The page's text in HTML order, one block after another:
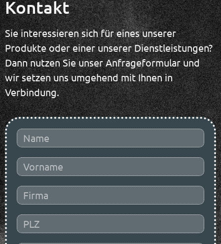
Kontakt
Sie interessieren sich für eines unserer
Produkte oder einer unserer Dienstleistungen?
Dann nutzen Sie unser Anfrageformular und
wir setzen uns umgehend mit Ihnen in
Verbindung.